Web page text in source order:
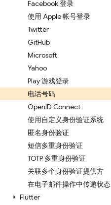
Facebook 登录
使用 Apple 帐号登录
Twitter
GitHub
Microsoft
Yahoo
Play 游戏登录
电话号码
OpenID Connect
使用自定义身份验证系统
匿名身份验证
短信多重身份验证
TOTP 多重身份验证
关联多个身份验证提供方
在电子邮件操作中传递状态
Flutter